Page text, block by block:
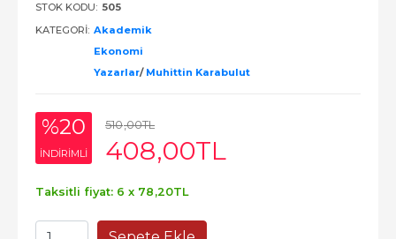
STOK KODU: 505
KATEGORI: Akademik
Ekonomi
Yazarlar/ Muhittin Karabulut
%20
INDIRIMLI
510,00TL
408,00TL
Taksitli fiyat: 6 x 78 ,20TL